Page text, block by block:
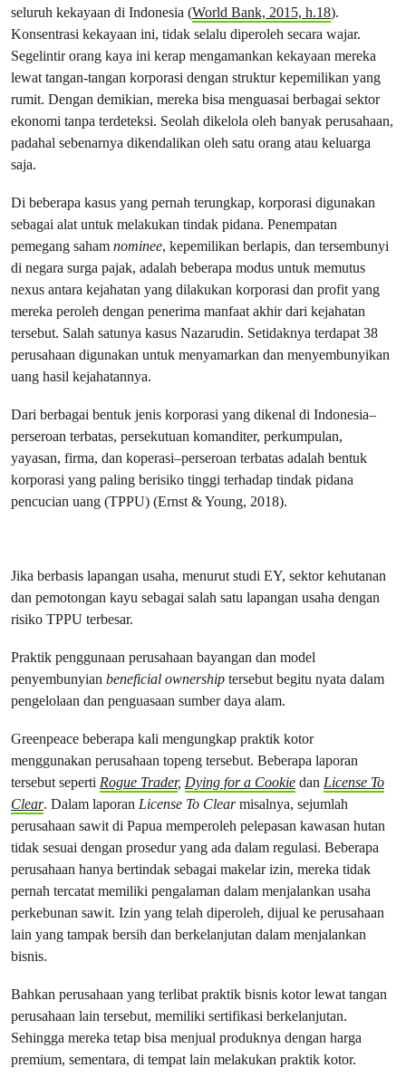
seluruh kekayaan di Indonesia (World Bank, 2015, h.18).
Konsentrasi kekayaan ini, tidak selalu diperoleh secara wajar.
Segelintir orang kaya ini kerap mengamankan kekayaan mereka
lewat tangan-tangan korporasi dengan struktur kepemilikan yang
rumit. Dengan demikian, mereka bisa menguasai berbagai sektor
ekonomi tanpa terdeteksi. Seolah dikelola oleh banyak perusahaan,
padahal sebenarnya dikendalikan oleh satu orang atau keluarga
saja.
Di beberapa kasus yang pernah terungkap, korporasi digunakan
sebagai alat untuk melakukan tindak pidana. Penempatan
pemegang saham nominee, kepemilikan berlapis, dan tersembunyi
di negara surga pajak, adalah beberapa modus untuk memutus
nexus antara kejahatan yang dilakukan korporasi dan profit yang
mereka peroleh dengan penerima manfaat akhir dari kejahatan
tersebut. Salah satunya kasus Nazarudin. Setidaknya terdapat 38
perusahaan digunakan untuk menyamarkan dan menyembunyikan
uang hasil kejahatannya.
Dari berbagai bentuk jenis korporasi yang dikenal di Indonesia–
perseroan terbatas, persekutuan komanditer, perkumpulan,
yayasan, firma, dan koperasi–perseroan terbatas adalah bentuk
korporasi yang paling berisiko tinggi terhadap tindak pidana
pencucian uang (TPPU) (Ernst & Young, 2018).
Jika berbasis lapangan usaha, menurut studi EY, sektor kehutanan
dan pemotongan kayu sebagai salah satu lapangan usaha dengan
risiko TPPU terbesar.
Praktik penggunaan perusahaan bayangan dan model
penyembunyian beneficial ownership tersebut begitu nyata dalam
pengelolaan dan penguasaan sumber daya alam.
Greenpeace beberapa kali mengungkap praktik kotor
menggunakan perusahaan topeng tersebut. Beberapa laporan
tersebut seperti Rogue Trader, Dying for a Cookie dan License To
Clear. Dalam laporan License To Clearmisalnya, sejumlah
perusahaan sawit di Papua memperoleh pelepasan kawasan hutan
tidak sesuai dengan prosedur yang ada dalam regulasi. Beberapa
perusahaan hanya bertindak sebagai makelar izin, mereka tidak
pernah tercatat memiliki pengalaman dalam menjalankan usaha
perkebunan sawit. Izin yang telah diperoleh, dijual ke perusahaan
lain yang tampak bersih dan berkelanjutan dalam menjalankan
bisnis.
Bahkan perusahaan yang terlibat praktik bisnis kotor lewat tangan
perusahaan lain tersebut, memiliki sertifikasi berkelanjutan.
Sehingga mereka tetap bisa menjual produknya dengan harga
premium, sementara, di tempat lain melakukan praktik kotor.